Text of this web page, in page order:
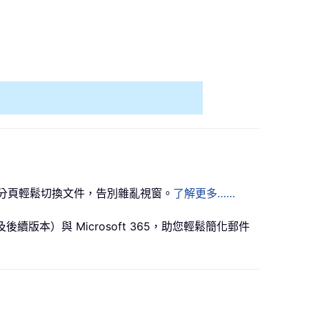
輕鬆切換文件，告別雜亂視窗。 了解更多……
續版本）與 Microsoft 365，助您輕鬆簡化郵件